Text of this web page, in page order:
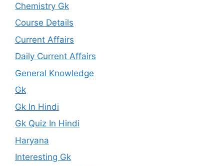
Chemistry Gk
Course Details
Current Affairs
Daily Current Affairs
General Knowledge
Gk
Gk In Hindi
Gk Quiz In Hindi
Haryana
Interesting Gk